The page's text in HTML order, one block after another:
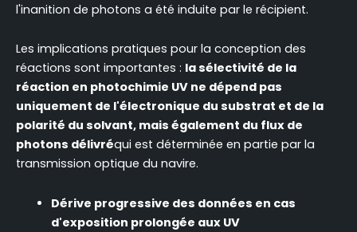
l'inanition de photons a été induite par le récipient.
Les implications pratiques pour la conception des
réactions sont importantes : la sélectivité de la
réaction en photochimie UV ne dépend pas
uniquement de l'électronique du substrat et de la
polarité du solvant, mais également du flux de
photons délivréqui est déterminée en partie par la
transmission optique du navire.
Dérive progressive des données en cas
d'exposition prolongée aux UV